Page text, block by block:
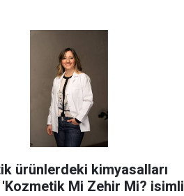
ürünlerdeki kimyasalları
Mi Zehir Mi? isimli